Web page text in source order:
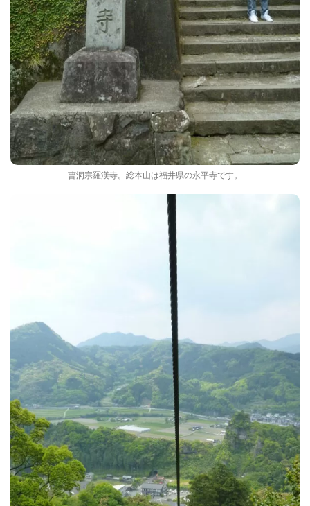
曹洞宗羅漢寺。総本山は福井県の永平寺です。